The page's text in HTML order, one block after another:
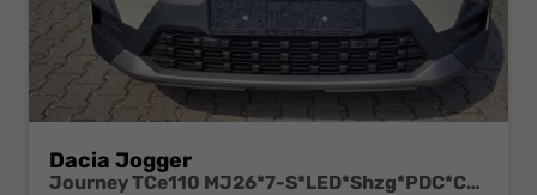
Dacia Jogger
Journey TCe110 MJ26*7-S*LED*Shzg*PDC*Cam*ACA*16"